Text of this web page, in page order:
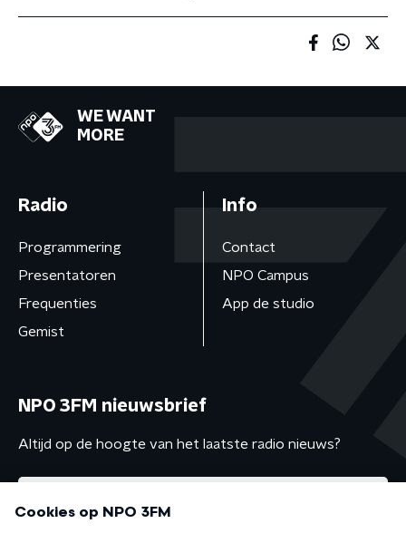
WE WANT
MORE
Radio
Programmering
Presentatoren
Frequenties
Gemist
Info
Contact
NPO Campus
App de studio
NPO 3FM nieuwsbrief
Altijd op de hoogte van het laatste radio nieuws?